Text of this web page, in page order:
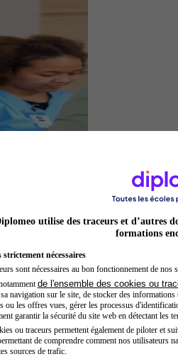
Secrétaire médicale
utilise des traceurs et d’autres
formations
strictement nécessaires
sont nécessaires au bon fonctionnement de nos
de l'ensemble des cookies ou
navigation sur le site, de stocker des
ou les offres vues, gérer les processus
garantir la sécurité du site web en détectant les
ou traceurs permettent également de piloter et
de comprendre comment nos utilisateurs
sources de trafic.